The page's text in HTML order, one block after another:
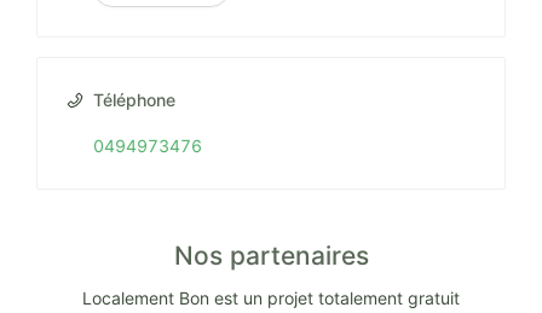
Téléphone
0494973476
Nos partenaires
Localement Bon est un projet totalement gratuit